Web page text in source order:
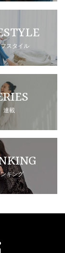
スタイル
連載
キング